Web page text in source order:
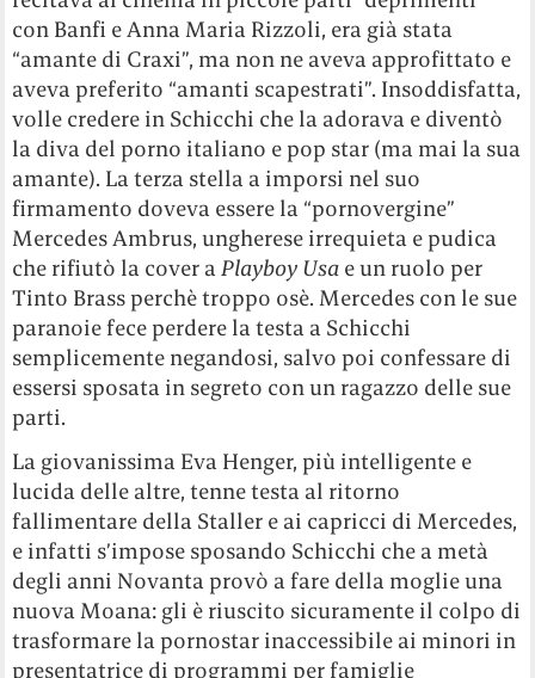
con Banfi e Anna Maria Rizzoli, era già stata
“amante di Craxi”, ma non ne aveva approfittato e
aveva preferito “amanti scapestrati”. Insoddisfatta,
volle credere in Schicchi che la adorava e diventò
la diva del porno italiano e pop star (ma mai la sua
amante). La terza stella a imporsi nel suo
firmamento doveva essere la “pornovergine”
Mercedes Ambrus, ungherese irrequieta e pudica
che rifiutò la cover aPlayboy Usa e un ruolo per
Tinto Brass perchè troppo osè. Mercedes con le sue
paranoie fece perdere la testa a Schicchi
semplicemente negandosi, salvo poi confessare di
essersi sposata in segreto con un ragazzo delle sue
parti.
La giovanissima Eva Henger, più intelligente e
lucida delle altre, tenne testa al ritorno
fallimentare della Staller e ai capricci di Mercedes,
e infatti s’impose sposando Schicchi che a metà
degli anni Novanta provò a fare della moglie una
nuova Moana: gli è riuscito sicuramente il colpo di
trasformare la pornostar inaccessibile ai minori in
presentatrice di programmi per famiglie